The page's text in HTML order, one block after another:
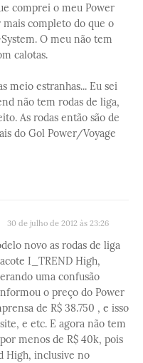
comprei o meu Power
completo do que o
O meu não tem
calotas.
meio estranhas... Eu sei
não tem rodas de liga,
As rodas então são de
do Gol Power/Voyage
30 de julho de 2012 às 23:26
novo as rodas de liga
I_TREND High,
uma confusão
o preço do Power
de R$ 38.750 , e isso
e etc. E agora não tem
menos de R$ 40k, pois
High, inclusive no